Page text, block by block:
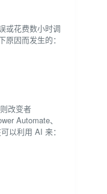
或花费数小时调
因而发生的：
改变者
Automate、
以利用 AI 来：